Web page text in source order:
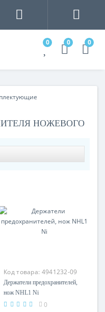
0 0 0
НОЖЕВОГО
Код товара: 4941232-09
Держатели предохранителей,
нож NHL1 Ni
0